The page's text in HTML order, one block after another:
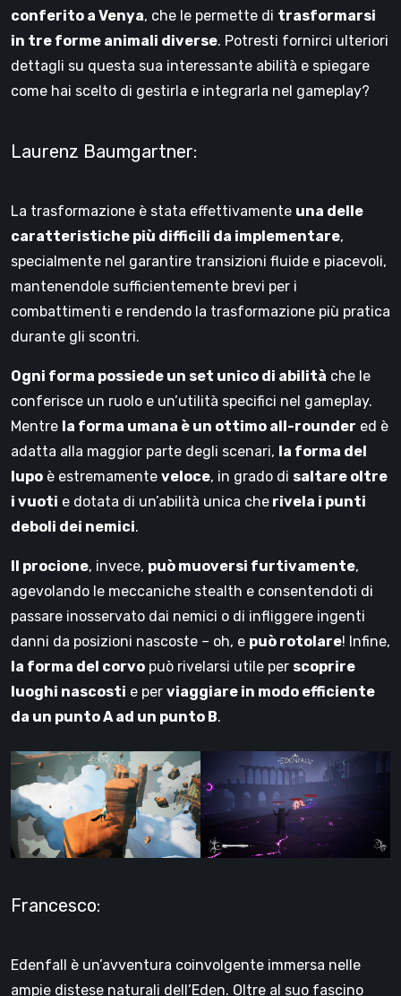
conferito a Venya, che le permette di trasformarsi
in tre forme animali diverse. Potresti fornirci ulteriori
dettagli su questa sua interessante abilità e spiegare
come hai scelto di gestirla e integrarla nel gameplay?
Laurenz Baumgartner:
La trasformazione è stata effettivamente una delle
caratteristiche più difficili da implementare,
specialmente nel garantire transizioni fluide e piacevoli,
mantenendole sufficientemente brevi per i
combattimenti e rendendo la trasformazione più pratica
durante gli scontri.
Ogni forma possiede un set unico di abilità che le
conferisce un ruolo e un’utilità specifici nel gameplay.
Mentre la forma umana è un ottimo all-rounder ed è
adatta alla maggior parte degli scenari, la forma del
lupo è estremamente veloce, in grado di saltare oltre
i vuoti e dotata di un’abilità unica che rivela i punti
deboli dei nemici.
Il procione, invece, può muoversi furtivamente,
agevolando le meccaniche stealth e consentendoti di
passare inosservato dai nemici o di infliggere ingenti
danni da posizioni nascoste – oh, e può rotolare! Infine,
la forma del corvo può rivelarsi utile per scoprire
luoghi nascosti e per viaggiare in modo efficiente
da un punto A ad un punto B.
Francesco:
Edenfall è un’avventura coinvolgente immersa nelle
ampie distese naturali dell’Eden. Oltre al suo fascino